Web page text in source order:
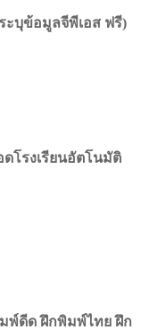
ะบุข้อมูลจีพีเอส ฟรี)
ดโรงเรียนอัตโนมัติ
พ์ดีด ฝึกพิมพ์ไทย ฝึก